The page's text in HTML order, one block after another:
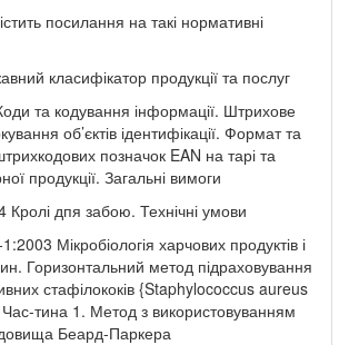
посилання на такі нормативні
класифікатор продукції та послуг
та кодування інформації. Штрихове
об’єктів ідентифікації. Формат та
позначок EAN на тарі та
продукції. Загальні вимоги
дпя забою. Технічні умови
Мікробіологія харчових продуктів і
Горизонтальний метод підраховування
стафілококів {Staphylococcus aureus
Час-тина 1. Метод з використовуванням
Беард-Паркера